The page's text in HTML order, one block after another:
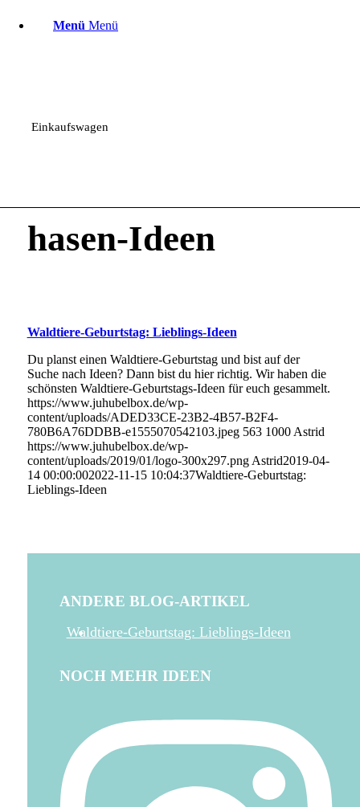
Menü Menü
Einkaufswagen
hasen-Ideen
Waldtiere-Geburtstag: Lieblings-Ideen
Du planst einen Waldtiere-Geburtstag und bist auf der
Suche nach Ideen? Dann bist du hier richtig. Wir haben die
schönsten Waldtiere-Geburtstags-Ideen für euch gesammelt.
https://www.juhubelbox.de/wp-
content/uploads/ADED33CE-23B2-4B57-B2F4-
780B6A76DDBB-e1555070542103.jpeg 563 1000 Astrid
https://www.juhubelbox.de/wp-
content/uploads/2019/01/logo-300x297.png Astrid2019-04-
14 00:00:002022-11-15 10:04:37Waldtiere-Geburtstag:
Lieblings-Ideen
ANDERE BLOG-ARTIKEL
Waldtiere-Geburtstag: Lieblings-Ideen
NOCH MEHR IDEEN